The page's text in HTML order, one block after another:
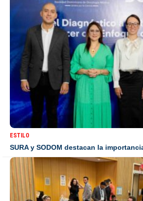
ESTILO
SURA y SODOM destacan la